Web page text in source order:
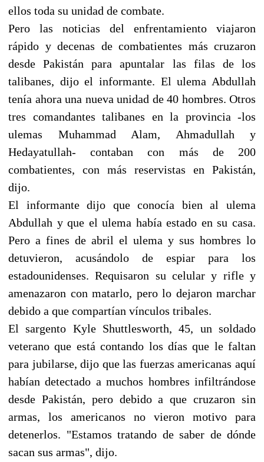
ellos toda su unidad de combate.
Pero las noticias del enfrentamiento viajaron
rápido y decenas de combatientes más cruzaron
desde Pakistán para apuntalar las filas de los
talibanes, dijo el informante. El ulema Abdullah
tenía ahora una nueva unidad de 40 hombres. Otros
tres comandantes talibanes en la provincia -los
ulemas Muhammad Alam, Ahmadullah y
Hedayatullah- contaban con más de 200
combatientes, con más reservistas en Pakistán,
dijo.
El informante dijo que conocía bien al ulema
Abdullah y que el ulema había estado en su casa.
Pero a fines de abril el ulema y sus hombres lo
detuvieron, acusándolo de espiar para los
estadounidenses. Requisaron su celular y rifle y
amenazaron con matarlo, pero lo dejaron marchar
debido a que compartían vínculos tribales.
El sargento Kyle Shuttlesworth, 45, un soldado
veterano que está contando los días que le faltan
para jubilarse, dijo que las fuerzas americanas aquí
habían detectado a muchos hombres infiltrándose
desde Pakistán, pero debido a que cruzaron sin
armas, los americanos no vieron motivo para
detenerlos. "Estamos tratando de saber de dónde
sacan sus armas", dijo.